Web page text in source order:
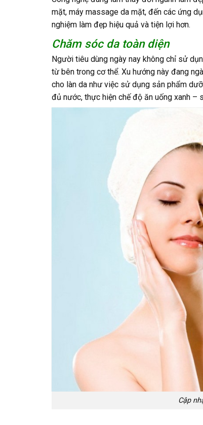
mặt, máy massage da mặt, đến các ứng
nghiệm làm đẹp hiệu quả và tiện lợi hơn.
Chăm sóc da toàn diện
Người tiêu dùng ngày nay không chỉ sử
từ bên trong cơ thể. Xu hướng này đang
cho làn da như việc sử dụng sản phẩm
đủ nước, thực hiện chế độ ăn uống xanh –
Cập